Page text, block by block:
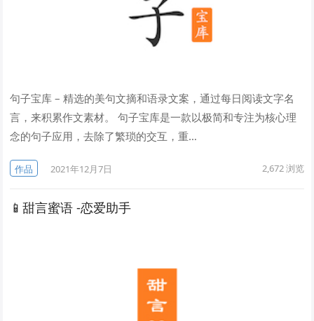
句子宝库 – 精选的美句文摘和语录文案，通过每日阅读文字名
言，来积累作文素材。 句子宝库是一款以极简和专注为核心理
念的句子应用，去除了繁琐的交互，重…
作品 2021年12月7日 2,672浏览
📱甜言蜜语 -恋爱助手